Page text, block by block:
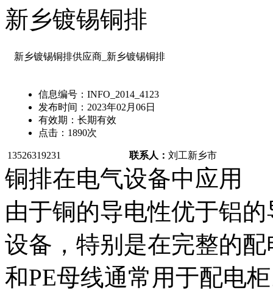
新乡镀锡铜排
新乡镀锡铜排供应商_新乡镀锡铜排
信息编号： INFO_2014_4123
发布时间： 2023年02月06日
有效期： 长期有效
点击： 1890次
13526319231 联系人： 刘工新乡市
铜排在电气设备中应用
由于铜的导电性优于铝
设备，特别是在完整的
和PE母线通常用于配电